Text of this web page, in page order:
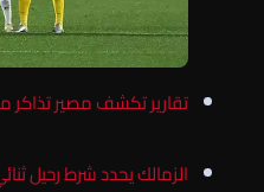
تقارير تكشف مصير تذاكر
الزمالك يحدد شرط رحيل